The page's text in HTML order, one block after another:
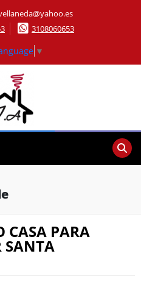
3108060653
▼
CASA PARA
SANTA